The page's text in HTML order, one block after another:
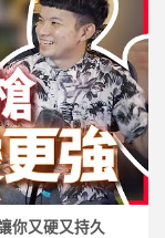
你又硬又持久